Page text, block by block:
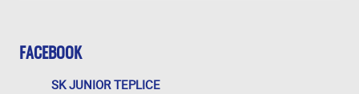
FACEBOOK
SK JUNIOR TEPLICE